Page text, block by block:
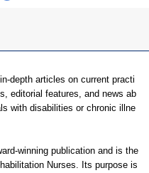
depth articles on current practi
editorial features, and news ab
with disabilities or chronic illne
winning publication and is the
Nurses. Its purpose is